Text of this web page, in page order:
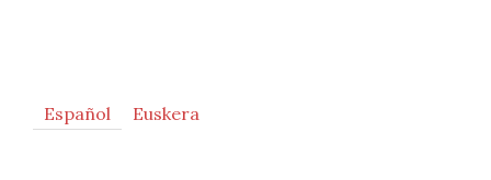
Primary
Sidebar
Español Euskera